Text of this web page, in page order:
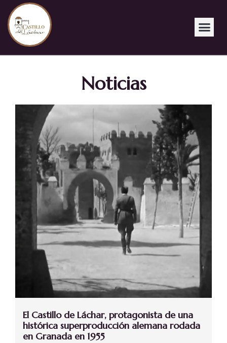
Noticias
El Castillo de Láchar, protagonista de una
histórica superproducción alemana rodada
en Granada en 1955